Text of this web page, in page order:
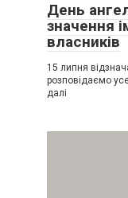
День
значення
власників
15 липня
розповідаємо
далі